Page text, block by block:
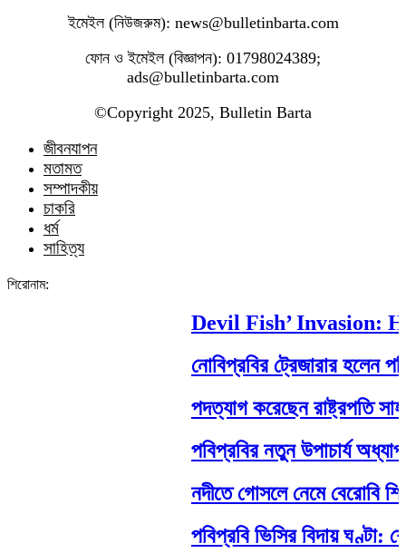
ইমেইল (নিউজরুম): news@bulletinbarta.com
ফোন ও ইমেইল (বিজ্ঞাপন): 01798024389;
ads@bulletinbarta.com
©️Copyright 2025, Bulletin Barta
জীবনযাপন
মতামত
সম্পাদকীয়
চাকরি
ধর্ম
সাহিত্য
শিরোনাম:
Devil Fish’ Invasion:
নোবিপ্রবির ট্রেজারার হলেন
পদত্যাগ করেছেন রাষ্ট্রপতি
পবিপ্রবির নতুন উপাচার্য
নদীতে গোসলে নেমে বেরোবি
পবিপ্রবি ভিসির বিদায় ঘণ্টা: